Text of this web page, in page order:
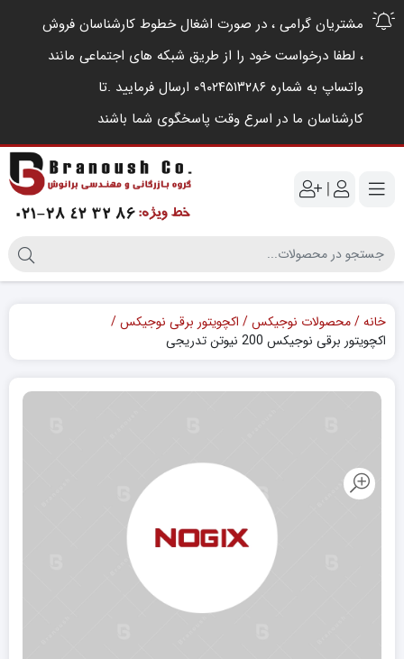
مشتریان گرامی ، در صورت اشغال خطوط کارشناسان فروش
، لطفا درخواست خود را از طریق شبکه های اجتماعی مانند
واتساپ به شماره ۰۹۰۲۴۵۱۳۲۸۶ ارسال فرمایید .‌تا
کارشناسان ما در اسرع وقت پاسخگوی شما باشند
|
خانه محصولات نوجیکس
اکچویتور برقی نوجیکس
اکچویتور برقی نوجیکس 200 نیوتن‌ تدریجی